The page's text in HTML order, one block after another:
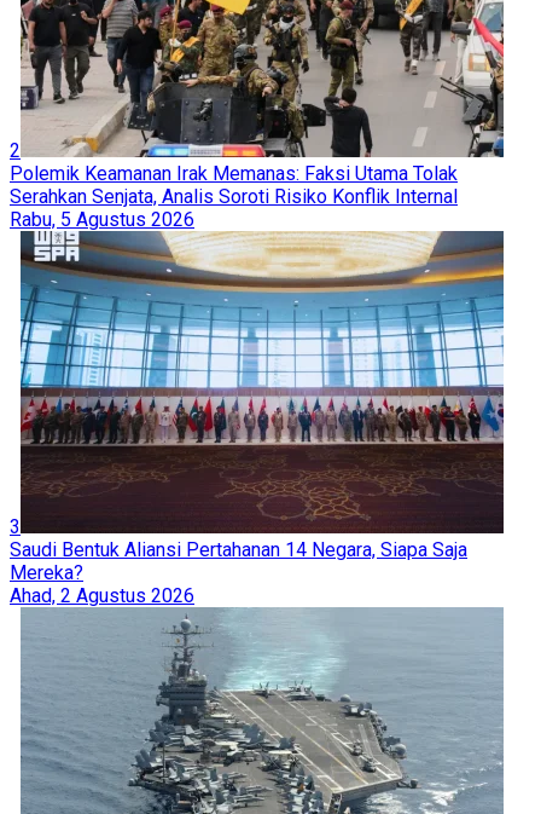
2
Polemik Keamanan Irak Memanas: Faksi Utama Tolak
Serahkan Senjata, Analis Soroti Risiko Konflik Internal
Rabu, 5 Agustus 2026
3
Saudi Bentuk Aliansi Pertahanan 14 Negara, Siapa Saja
Mereka?
Ahad, 2 Agustus 2026